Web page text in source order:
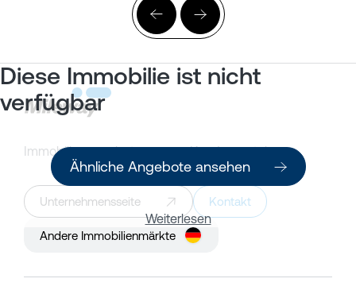
Diese Immobilie ist nicht
verfügbar
Ähnliche Angebote ansehen
Weiterlesen
Immobilienangebote Kundenportal
Unternehmensseite Kontakt
Andere Immobilienmärkte